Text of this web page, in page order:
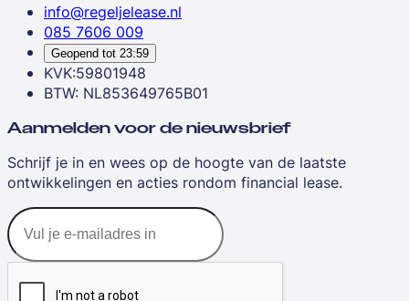
info@regeljelease.nl
085 7606 009
Geopend tot 23:59
KVK:59801948
BTW: NL853649765B01
Aanmelden voor de nieuwsbrief
Schrijf je in en wees op de hoogte van de laatste
ontwikkelingen en acties rondom financial lease.